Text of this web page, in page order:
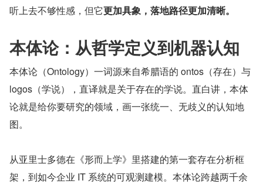
听上去不够性感，但它更加具象，落地路径更加清晰。
本体论：从哲学定义到机器认知
本体论（Ontology）一词源来自希腊语的 ontos（存在）与
logos（学说），直译就是关于存在的学说。直白讲，本体
论就是给你要研究的领域，画一张统一、无歧义的认知地
图。
从亚里士多德在《形而上学》里搭建的第一套存在分析框
架，到如今企业 IT 系统的可观测建模。本体论跨越两千余